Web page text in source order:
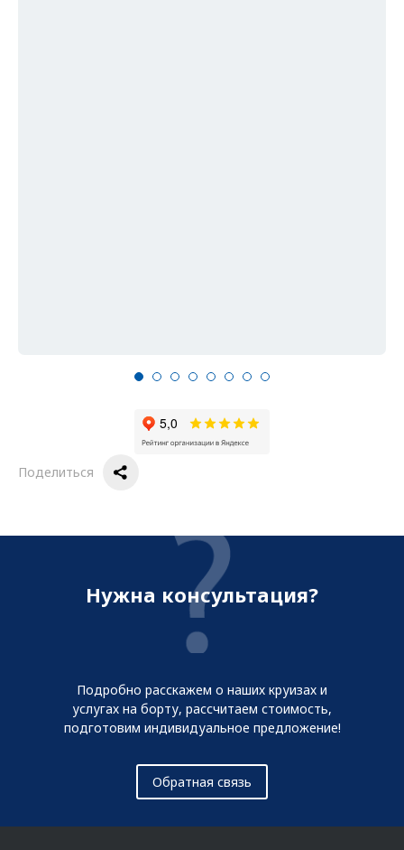
Поделиться
Нужна консультация?
Подробно расскажем о наших круизах и
услугах на борту, рассчитаем стоимость,
подготовим индивидуальное предложение!
Обратная связь